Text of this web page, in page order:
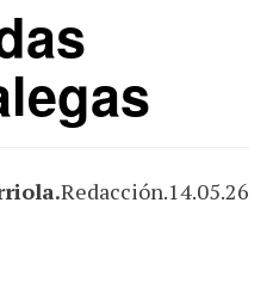
Redacción.14.05.26